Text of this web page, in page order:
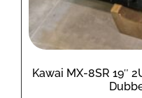
Kawai MX-8SR 19″